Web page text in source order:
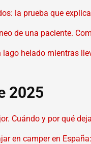
la prueba que
de una paciente.
lago helado mientras
2025
Cuándo y por qué
en camper en